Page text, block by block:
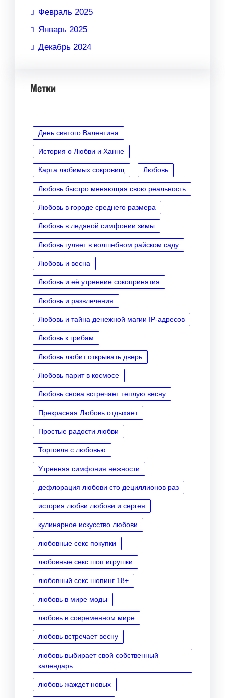
Февраль 2025
Январь 2025
Декабрь 2024
Метки
День святого Валентина
История о Любви и Ханне
Карта любимых сокровищ Любовь
Любовь быстро меняющая свою реальность
Любовь в городе среднего размера
Любовь в ледяной симфонии зимы
Любовь гуляет в волшебном райском саду
Любовь и весна
Любовь и её утренние сокопринятия
Любовь и развлечения
Любовь и тайна денежной магии IP‑адресов
Любовь к грибам
Любовь любит открывать дверь
Любовь парит в космосе
Любовь снова встречает теплую весну
Прекрасная Любовь отдыхает
Простые радости любви
Торговля с любовью
Утренняя симфония нежности
дефлорация любови сто дециллионов раз
история любви любови и сергея
кулинарное искусство любови
любовные секс покупки
любовные секс шоп игрушки
любовный секс шопинг 18+
любовь в мире моды
любовь в современном мире
любовь встречает весну
любовь выбирает свой собственный
календарь
любовь жаждет новых